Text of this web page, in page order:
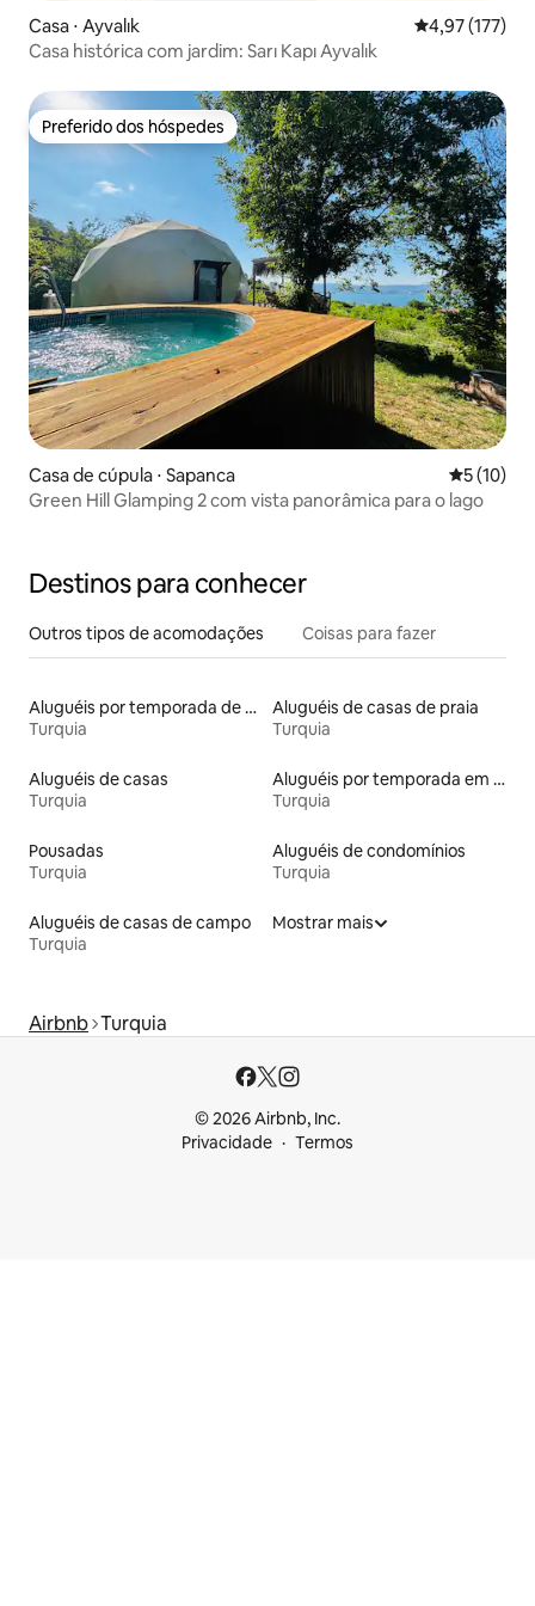
Casa ⋅ Ayvalık 4,97 de uma
4,97 (177)
Casa histórica com jardim: Sarı Kapı Ayvalık
Preferido dos hóspedes
Preferido dos hóspedes
Casa de cúpula ⋅ Sapanca 5 de uma
5 (10)
Green Hill Glamping 2 com vista panorâmica para o lago
Destinos para conhecer
Outros tipos de acomodações Coisas para fazer
Aluguéis por temporada de acomodações de luxo
Turquia
Aluguéis de casas de praia
Turquia
Aluguéis de casas
Turquia
Aluguéis por temporada em resorts
Turquia
Pousadas
Turquia
Aluguéis de condomínios
Turquia
Aluguéis de casas de campo
Turquia
Mostrar mais
Airbnb Turquia
© 2026 Airbnb, Inc.
Privacidade
Termos